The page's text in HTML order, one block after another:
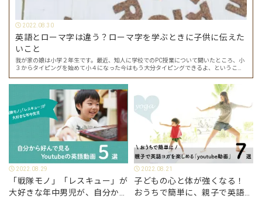
2022.08.30
英語とローマ字は違う？ローマ字を学ぶときに子供に伝えた
いこと
我が家の娘は小学２年生です。最近、知人に学校でのPC授業について聞いたところ、小
３からタイピングを始めて小４になった今はもう大分タイピングできるよ、ということ
で…
2022.08.29
「戦隊モノ」「レスキュー」が
大好きな年中男児が、自分から
2022.08.21
子どもの心と体が強くなる！
おうちで簡単に、親子で英語ヨ